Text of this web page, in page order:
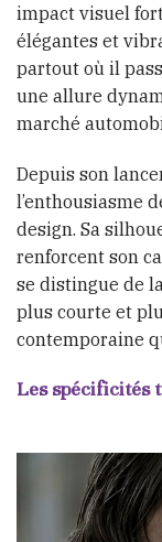
impact visuel
élégantes et
partout où il
une allure
marché
Depuis son
l’enthousiasme
design. Sa
renforcent son
se distingue de
plus courte et
contemporaine
Les spécificités